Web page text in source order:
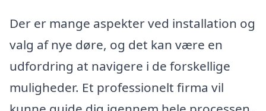
Der er mange aspekter ved installation og
valg af nye døre, og det kan være en
udfordring at navigere i de forskellige
muligheder. Et professionelt firma vil